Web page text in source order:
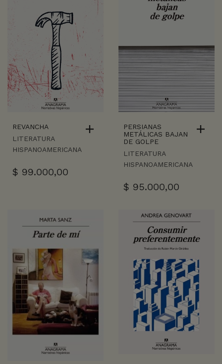
REVANCHA
LITERATURA
HISPANOAMERICANA
$ 99.000,00
PERSIANAS
METÁLICAS BAJAN
DE GOLPE
LITERATURA
HISPANOAMERICANA
$ 95.000,00